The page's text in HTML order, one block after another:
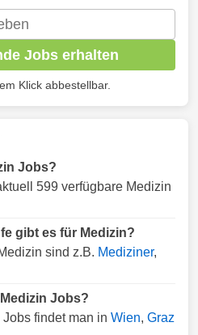
Jobs erhalten
Klick abbestellbar.
Jobs?
599 verfügbare Medizin
gibt es für Medizin?
sind z.B. Mediziner,
Jobs?
findet man in Wien, Graz